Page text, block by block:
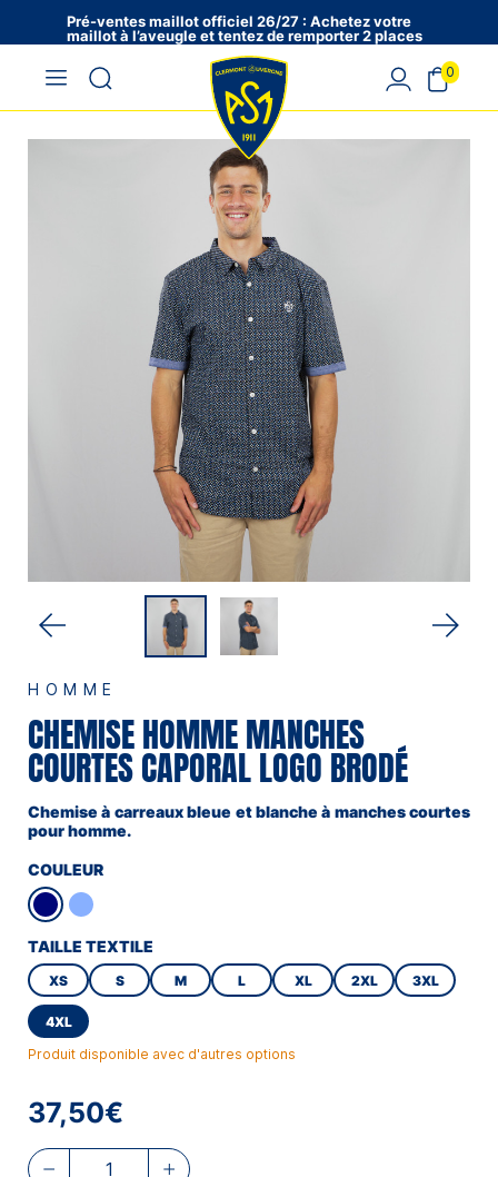
Pré-ventes maillot officiel 26/27 : Achetez votre
maillot à l’aveugle et tentez de remporter 2 places
en VIP !
HOMME
CHEMISE HOMME MANCHES
COURTES CAPORAL LOGO BRODÉ
Chemise à carreaux bleue et blanche à manches courtes
pour homme.
COULEUR
TAILLE TEXTILE
XS S M L XL 2XL 3XL
4XL
Produit disponible avec d'autres options
37,50€
0